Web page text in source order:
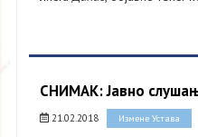
СНИМАК: Јавно
21.02.2018 Измене Устава